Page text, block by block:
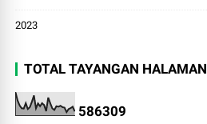
2023
TOTAL TAYANGAN HALAMAN
586309